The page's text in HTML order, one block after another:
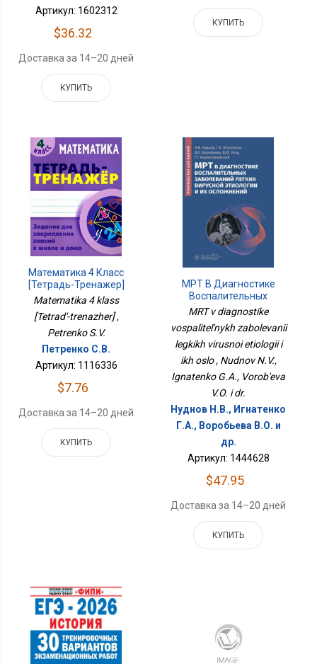
Артикул: 1602312
$36.32
Доставка за 14–20 дней
КУПИТЬ
КУПИТЬ
Математика 4 Класс
[Тетрадь-Тренажер]
Matematika 4 klass
[Tetrad'-trenazher] ,
Petrenko S.V.
Петренко С.В.
Артикул: 1116336
$7.76
Доставка за 14–20 дней
КУПИТЬ
МРТ В Диагностике
Воспалительных
Заболеваний Легких
Вирусной Этиологии И
Их Осло
MRT v diagnostike
vospalitel'nykh zabolevanii
legkikh virusnoi etiologii i
ikh oslo , Nudnov N.V.,
Ignatenko G.A., Vorob'eva
V.O. i dr.
Нуднов Н.В., Игнатенко
Г.А., Воробьева В.О. и
др.
Артикул: 1444628
$47.95
Доставка за 14–20 дней
КУПИТЬ